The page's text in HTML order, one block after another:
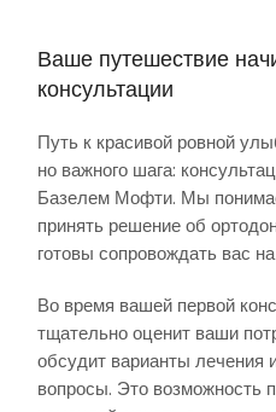
Ваше путешествие
консультации
Путь к красивой ровной
но важного шага:
Базелем Мофти. Мы
принять решение об
готовы сопровождать вас
Во время вашей первой
тщательно оценит ваши
обсудит варианты
вопросы. Это возможность